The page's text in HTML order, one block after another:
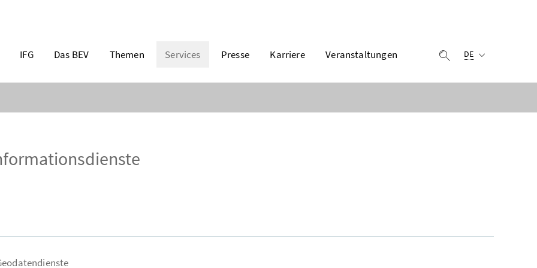
IFG Das BEV Themen Services Presse Karriere Veranstaltungen Suche einblenden
DE